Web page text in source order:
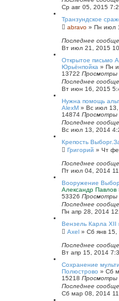
Ср авг 05, 2015
Транзундское
abravo » Пн июл
Последнее
Вт июл 21, 2015
Открытое письмо
Юрьёнпойка » Пн
13722 Просмотры
Последнее
Вт июн 16, 2015
Нужна помощь
AlexM » Вс июл 13,
14874 Просмотры
Последнее
Вс июл 13, 2014
Крепость
Григорий » Чт
Последнее
Пт июл 04, 2014
Вооружение
Александр Павлов
53326 Просмотры
Последнее
Пн апр 28, 2014
Вензель Карла XII
Axel » Сб янв 15,
Последнее
Вт апр 15, 2014
Сохранение
Полюстрово » Сб
15218 Просмотры
Последнее
Сб мар 08, 2014